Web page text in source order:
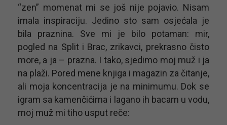
“zen” momenat mi se još nije pojavio. Nisam
imala inspiraciju. Jedino sto sam osjećala je
bila praznina. Sve mi je bilo potaman: mir,
pogled na Split i Brac, zrikavci, prekrasno čisto
more, a ja – prazna. I tako, sjedimo moj muž i ja
na plaži. Pored mene knjiga i magazin za čitanje,
ali moja koncentracija je na minimumu. Dok se
igram sa kamenčićima i lagano ih bacam u vodu,
moj muž mi tiho usput reče: